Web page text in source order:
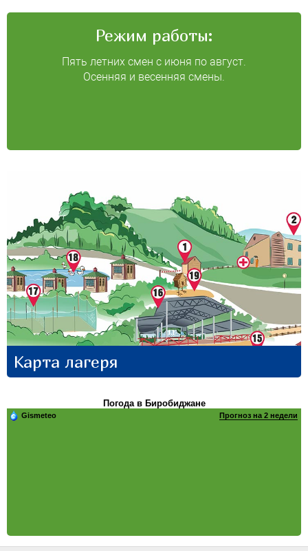
Режим работы:
Пять летних смен с июня по август.
Осенняя и весенняя смены.
Карта лагеря
Погода в Биробиджане
Gismeteo Прогноз на 2 недели